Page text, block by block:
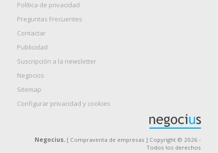
Política de privacidad
Preguntas Frecuentes
Contactar
Publicidad
Suscripción a la newsletter
Negocios
Sitemap
Configurar privacidad y cookies
Negocius, [ Compraventa de empresas ] Copyright © 2026 -
Todos los derechos